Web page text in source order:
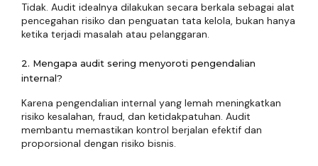
Tidak. Audit idealnya dilakukan secara berkala sebagai alat
pencegahan risiko dan penguatan tata kelola, bukan hanya
ketika terjadi masalah atau pelanggaran.
2. Mengapa audit sering menyoroti pengendalian
internal?
Karena pengendalian internal yang lemah meningkatkan
risiko kesalahan, fraud, dan ketidakpatuhan. Audit
membantu memastikan kontrol berjalan efektif dan
proporsional dengan risiko bisnis.